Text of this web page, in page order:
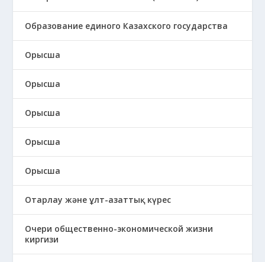
Образование единого Казахского государства
Орысша
Орысша
Орысша
Орысша
Орысша
Отарлау және ұлт-азаттық күрес
Очери общественно-экономической жизни
киргизи